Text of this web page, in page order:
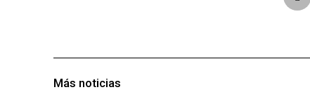
Más noticias